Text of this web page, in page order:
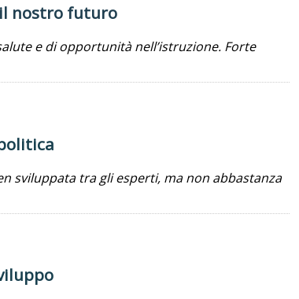
nostro futuro
e di opportunità nell’istruzione. Forte
sviluppata tra gli esperti, ma non abbastanza